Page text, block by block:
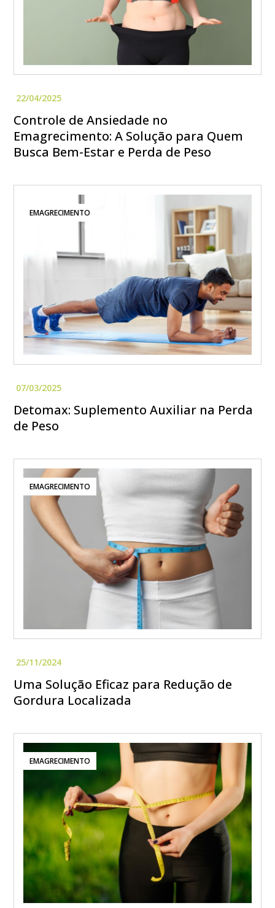
Controle de Ansiedade no
Emagrecimento: A Solução para Quem
Busca Bem-Estar e Perda de Peso
EMAGRECIMENTO
Detomax: Suplemento Auxiliar na Perda
de Peso
EMAGRECIMENTO
Uma Solução Eficaz para Redução de
Gordura Localizada
EMAGRECIMENTO